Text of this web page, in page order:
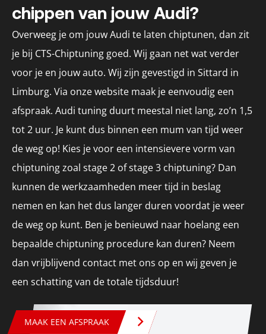
chippen van jouw Audi?
Overweeg je om jouw Audi te laten chiptunen, dan zit
je bij CTS-Chiptuning goed. Wij gaan net wat verder
voor je en jouw auto. Wij zijn gevestigd in Sittard in
Limburg. Via onze website maak je eenvoudig een
afspraak. Audi tuning duurt meestal niet lang, zo’n 1,5
tot 2 uur. Je kunt dus binnen een mum van tijd weer
de weg op! Kies je voor een intensievere vorm van
chiptuning zoal stage 2 of stage 3 chiptuning? Dan
kunnen de werkzaamheden meer tijd in beslag
nemen en kan het dus langer duren voordat je weer
de weg op kunt. Ben je benieuwd naar hoelang een
bepaalde chiptuning procedure kan duren? Neem
dan vrijblijvend contact met ons op en wij geven je
een schatting van de totale tijdsduur!
MAAK EEN AFSPRAAK